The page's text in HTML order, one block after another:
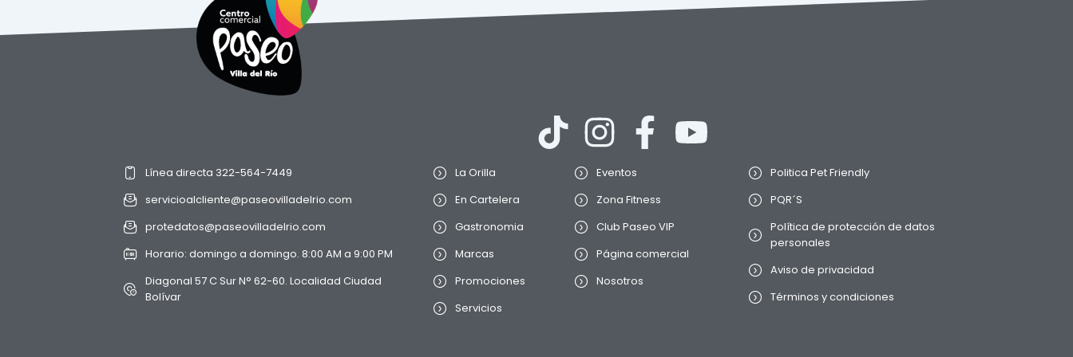
Línea directa 322-564-7449
servicioalcliente@paseovilladelrio.com
protedatos@paseovilladelrio.com
Horario: domingo a domingo. 8:00 AM a 9:00 PM
Diagonal 57 C Sur N° 62-60. Localidad Ciudad
Bolívar
La Orilla
En Cartelera
Gastronomia
Marcas
Promociones
Servicios
Eventos
Zona Fitness
Club Paseo VIP
Página comercial
Nosotros
Politica Pet Friendly
PQR´S
Política de protección de datos
personales
Aviso de privacidad
Términos y condiciones